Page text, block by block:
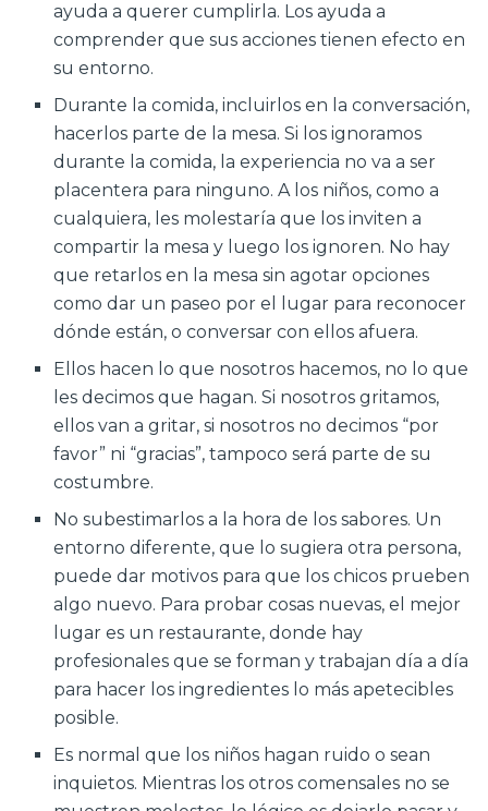
ayuda a querer cumplirla. Los ayuda a
comprender que sus acciones tienen efecto en
su entorno.
Durante la comida, incluirlos en la conversación,
hacerlos parte de la mesa. Si los ignoramos
durante la comida, la experiencia no va a ser
placentera para ninguno. A los niños, como a
cualquiera, les molestaría que los inviten a
compartir la mesa y luego los ignoren. No hay
que retarlos en la mesa sin agotar opciones
como dar un paseo por el lugar para reconocer
dónde están, o conversar con ellos afuera.
Ellos hacen lo que nosotros hacemos, no lo que
les decimos que hagan. Si nosotros gritamos,
ellos van a gritar, si nosotros no decimos “por
favor” ni “gracias”, tampoco será parte de su
costumbre.
No subestimarlos a la hora de los sabores. Un
entorno diferente, que lo sugiera otra persona,
puede dar motivos para que los chicos prueben
algo nuevo. Para probar cosas nuevas, el mejor
lugar es un restaurante, donde hay
profesionales que se forman y trabajan día a día
para hacer los ingredientes lo más apetecibles
posible.
Es normal que los niños hagan ruido o sean
inquietos. Mientras los otros comensales no se